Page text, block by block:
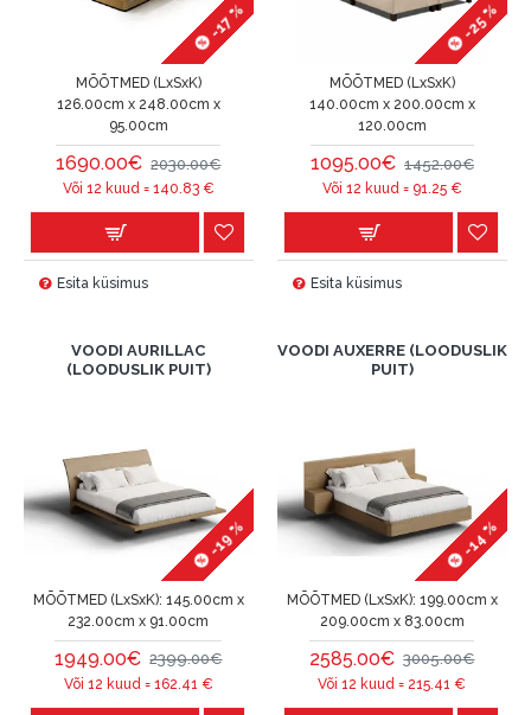
-17 %
MÕÕTMED (LxSxK)
126.00cm x 248.00cm x
95.00cm
1690.00€ 2030.00€
Või 12 kuud = 140.83€
Esita küsimus
-25 %
MÕÕTMED (LxSxK)
140.00cm x 200.00cm x
120.00cm
1095.00€ 1452.00€
Või 12 kuud = 91.25€
Esita küsimus
VOODI AURILLAC
(LOODUSLIK PUIT)
-19 %
MÕÕTMED (LxSxK): 145.00cm x
232.00cm x 91.00cm
1949.00€ 2399.00€
Või 12 kuud = 162.41 €
VOODI AUXERRE (LOODUSLIK
PUIT)
-14 %
MÕÕTMED (LxSxK): 199.00cm x
209.00cm x 83.00cm
2585.00€ 3005.00€
Või 12 kuud = 215.41 €